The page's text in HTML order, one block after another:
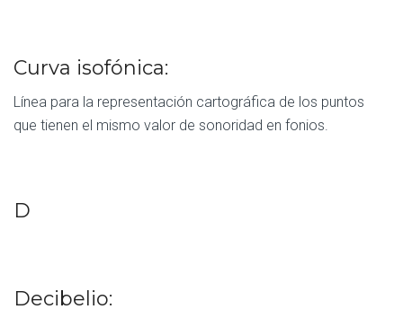
Curva isofónica:
Línea para la representación cartográfica de los puntos
que tienen el mismo valor de sonoridad en fonios.
D
Decibelio: